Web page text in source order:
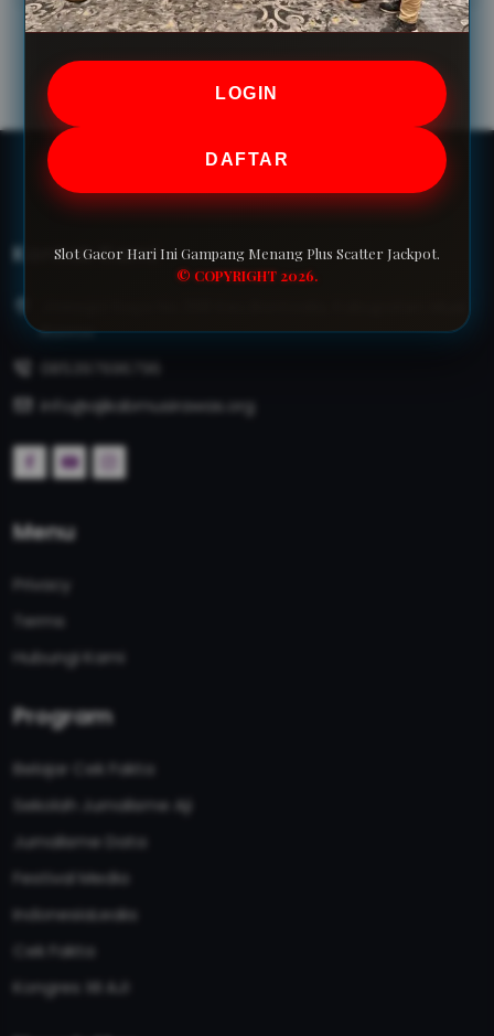
LOGIN
DAFTAR
Slot Gacor Hari Ini Gampang Menang Plus Scatter Jackpot.
© COPYRIGHT 2026.
Kontak Kami
Rawas
085397696796
info@ajikabmusirawas.org
Menu
Privacy
Terms
Hubungi Kami
Program
Belajar Cek Fakta
Sekolah Jurnalisme Aji
Jurnalisme Data
Festival Media
IndonesiaLeaks
Cek Fakta
Kongres XII AJI